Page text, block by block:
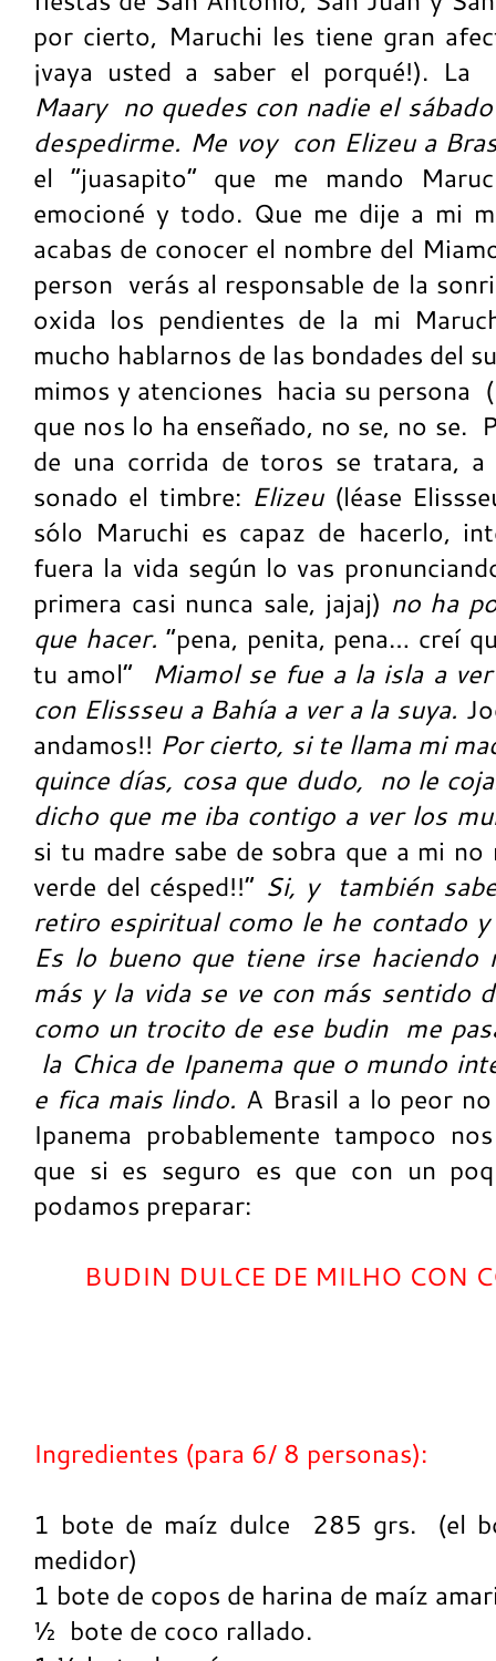
por cierto, Maruchi les tiene gran
¡vaya usted a saber el porqué!).
Maary no quedes con nadie el
despedirme. Me voy con Elizeu a
el “juasapito” que me mando
emocioné y todo. Que me dije a mi
acabas de conocer el nombre del
person verás al responsable de la
oxida los pendientes de la mi
mucho hablarnos de las bondades del
mimos y atenciones hacia su persona
que nos lo ha enseñado, no se, no se.
de una corrida de toros se tratara,
sonado el timbre: Elizeu (léase
sólo Maruchi es capaz de hacerlo,
fuera la vida según lo vas
primera casi nunca sale, jajaj) no ha
que hacer.“pena, penita, pena… creí
tu amol”
Miamol se fue a la isla a
con Elissseu a Bahía a ver a la suya.
andamos!! Por cierto, si te llama mi
quince días, cosa que dudo, no le
dicho que me iba contigo a ver los
si tu madre sabe de sobra que a mi
verde del césped!!” Si, y también
retiro espiritual como le he contado
Es lo bueno que tiene irse haciendo
más y la vida se ve con más sentido
como un trocito de ese budin me
la Chica de Ipanema que o mundo
e fica mais lindo. A Brasil a lo peor
Ipanema probablemente tampoco
que si es seguro es que con un
podamos preparar:
BUDIN DULCE DE MILHO CON
Ingredientes (para 6/ 8 personas):
1 bote de maíz dulce 285 grs. (el
medidor)
1 bote de copos de harina de maíz
½ bote de coco rallado.